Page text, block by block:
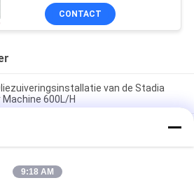
Machine Horizontale
Online Werk
CONTACT
van de Stadia
600L/H
Oil Purifier Dehydration
van de Isolatieolie voor
de Dekking van het Weerbewijs en
9:18 AM